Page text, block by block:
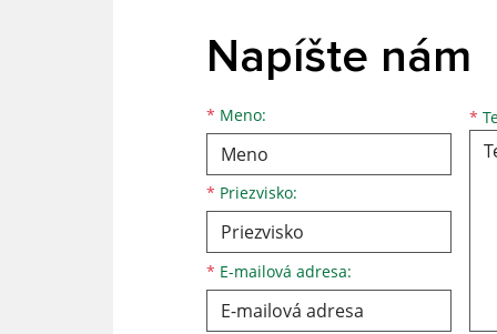
Napíšte nám
* Meno:
* Priezvisko:
* E-mailová adresa:
*